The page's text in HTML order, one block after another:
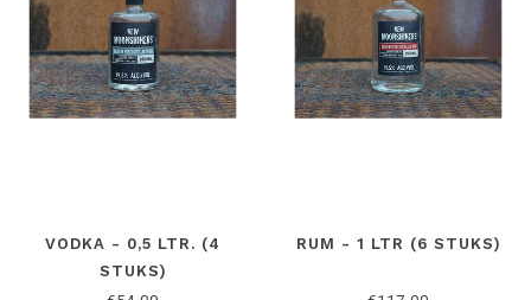
VODKA - 0,5 LTR. (4
STUKS)
RUM - 1 LTR (6 STUKS)